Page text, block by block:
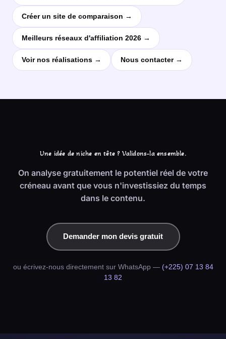
Créer un site de comparaison →
Meilleurs réseaux d'affiliation 2026 →
Voir nos réalisations → Nous contacter →
Une idée de niche en tête ? Validons-la ensemble.
On analyse gratuitement le potentiel réel de votre
créneau avant que vous n'investissiez du temps
dans le contenu.
Demander mon devis gratuit
ou écrivez-nous directement sur WhatsApp — (+225) 07 13 84
13 82